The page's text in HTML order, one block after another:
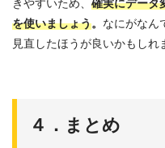
きやすいため、 確実にデータ
を使いましょう。 なにがなん
見直したほうが良いかもしれ
４．まとめ